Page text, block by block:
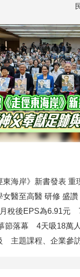
：10樓都聞得到
女醫至高醫 研修 盛讚